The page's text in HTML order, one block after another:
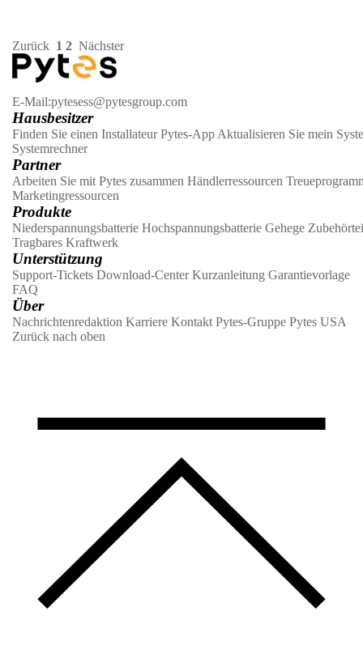
Zurück 1 2 Nächster
E-Mail:pytesess@pytesgroup.com
Hausbesitzer
Finden Sie einen Installateur Pytes-App Aktualisieren Sie mein
Systemrechner
Partner
Arbeiten Sie mit Pytes zusammen Händlerressourcen
Marketingressourcen
Produkte
Niederspannungsbatterie Hochspannungsbatterie Gehege
Tragbares Kraftwerk
Unterstützung
Support-Tickets Download-Center Kurzanleitung Garantievorlage
FAQ
Über
Nachrichtenredaktion Karriere Kontakt Pytes-Gruppe Pytes USA
Zurück nach oben